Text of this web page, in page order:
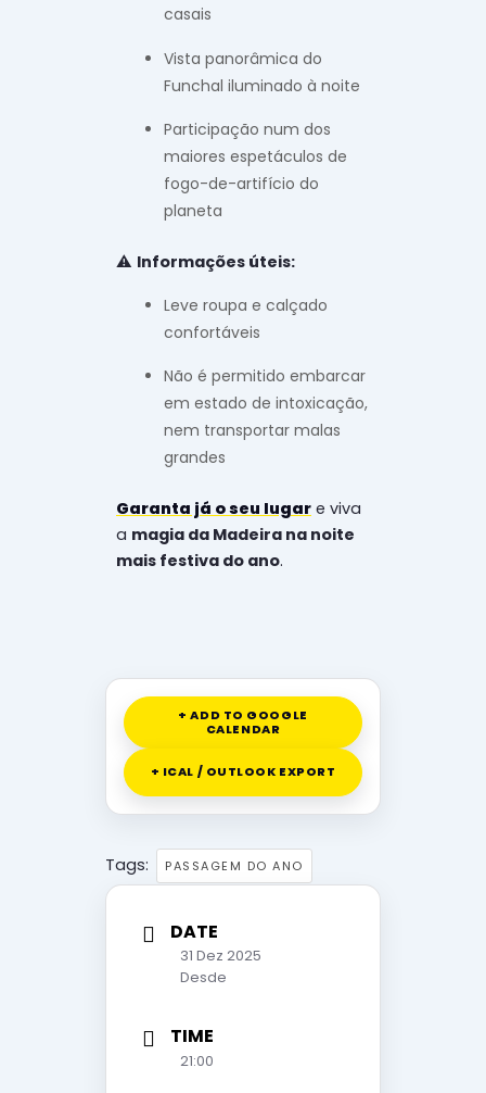
casais
Vista panorâmica do
Funchal iluminado à noite
Participação num dos
maiores espetáculos de
fogo-de-artifício do
planeta
⚠️ Informações úteis:
Leve roupa e calçado
confortáveis
Não é permitido embarcar
em estado de intoxicação,
nem transportar malas
grandes
Garanta já o seu lugar e viva
a magia da Madeira na noite
mais festiva do ano.
+ ADD TO GOOGLE
CALENDAR
+ ICAL / OUTLOOK EXPORT
Tags: PASSAGEM DO ANO
DATE
31 Dez 2025
Desde
TIME
21:00